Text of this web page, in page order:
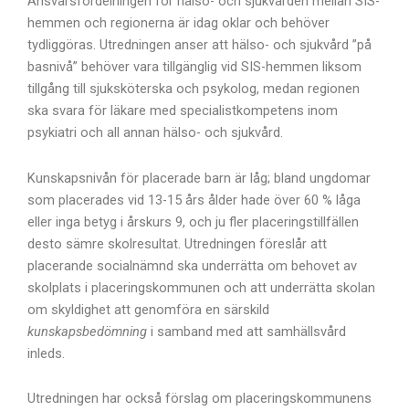
hemmen och regionerna är idag oklar och behöver
tydliggöras. Utredningen anser att hälso- och sjukvård ”på
basnivå” behöver vara tillgänglig vid SIS-hemmen liksom
tillgång till sjuksköterska och psykolog, medan regionen
ska svara för läkare med specialistkompetens inom
psykiatri och all annan hälso- och sjukvård.
Kunskapsnivån för placerade barn är låg; bland ungdomar
som placerades vid 13-15 års ålder hade över 60 % låga
eller inga betyg i årskurs 9, och ju fler placeringstillfällen
desto sämre skolresultat. Utredningen föreslår att
placerande socialnämnd ska underrätta om behovet av
skolplats i placeringskommunen och att underrätta skolan
om skyldighet att genomföra en särskild
kunskapsbedömning i samband med att samhällsvård
inleds.
Utredningen har också förslag om placeringskommunens